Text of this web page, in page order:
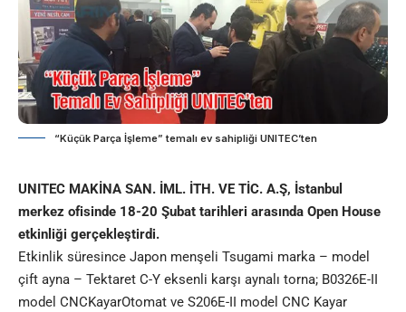
“Küçük Parça İşleme” temalı ev sahipliği UNITEC’ten
UNITEC MAKİNA SAN. İML. İTH. VE TİC. A.Ş, İstanbul
merkez ofisinde 18-20 Şubat tarihleri arasında Open House
etkinliği gerçekleştirdi.
Etkinlik süresince Japon menşeli Tsugami marka – model
çift ayna – Tektaret C-Y eksenli karşı aynalı torna; B0326E-II
model CNCKayarOtomat ve S206E-II model CNC Kayar